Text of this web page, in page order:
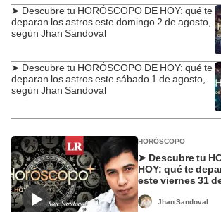
➤ Descubre tu HORÓSCOPO DE HOY: qué te
deparan los astros este domingo 2 de agosto,
según Jhan Sandoval
➤ Descubre tu HORÓSCOPO DE HOY: qué te
deparan los astros este sábado 1 de agosto,
según Jhan Sandoval
HORÓSCOPO
➤ Descubre tu
HOY: qué te
este viernes 31
Jhan Sandoval